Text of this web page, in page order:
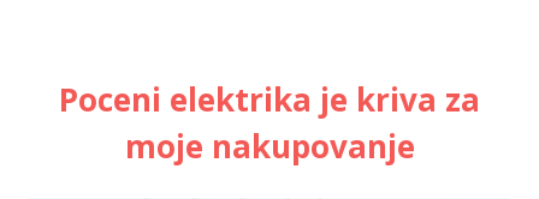
Poceni elektrika je kriva za
moje nakupovanje